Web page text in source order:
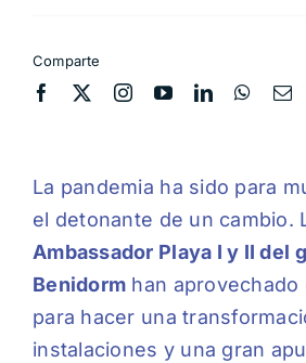
Comparte
La pandemia ha sido para
el detonante de un cambio.
Ambassador Playa I y II del
Benidorm han aprovechado
para hacer una
instalaciones y una gran